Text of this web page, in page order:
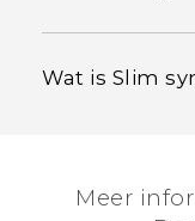
Wat is Slim
Meer